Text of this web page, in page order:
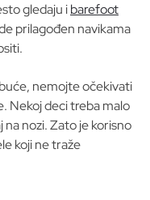
gledaju ibarefoot
prilagođen navikama
nemojte očekivati
Nekoj deci treba malo
nozi. Zato je korisno
koji ne traže